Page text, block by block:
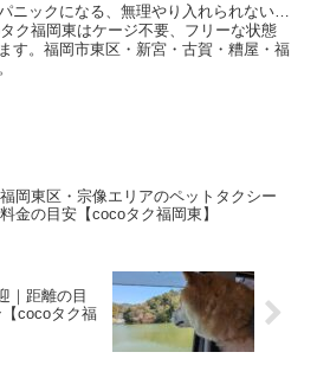
ニックになる、無理やり入れられない…
ク福岡東はケージ不要、フリーな状態
す。福岡市東区・新宮・古賀・糟屋・福
福岡東区・宗像エリアのペットタクシー
料金の目安【cocoタク福岡東】
｜距離の目
cocoタク福